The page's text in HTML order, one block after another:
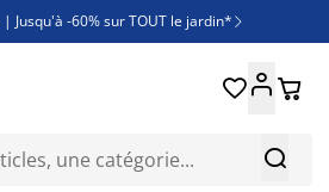
Jusqu'à -60% sur TOUT le jardin* 
sur une sélection literie
nouveautés de la collection

 